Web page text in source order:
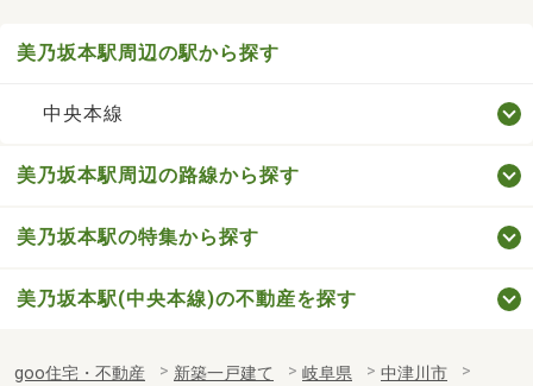
美乃坂本駅周辺の駅から探す
中央本線
美乃坂本駅周辺の路線から探す
美乃坂本駅の特集から探す
美乃坂本駅(中央本線)の不動産を探す
goo住宅・不動産 新築一戸建て 岐阜県
中津川市